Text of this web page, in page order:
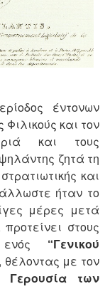
έντονων
Φιλικούς και τον
και τους
ζητά τη
και
ήταν το
μέρες μετά
στους
ενός “Γενικού
, θέλοντας με τον
Γερουσία των